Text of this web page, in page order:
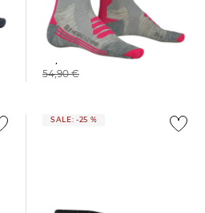
X-Socks | Damen Skisocken
SKI SILK MERINO 4.0 WMN
54,90 €
SALE: -25 %